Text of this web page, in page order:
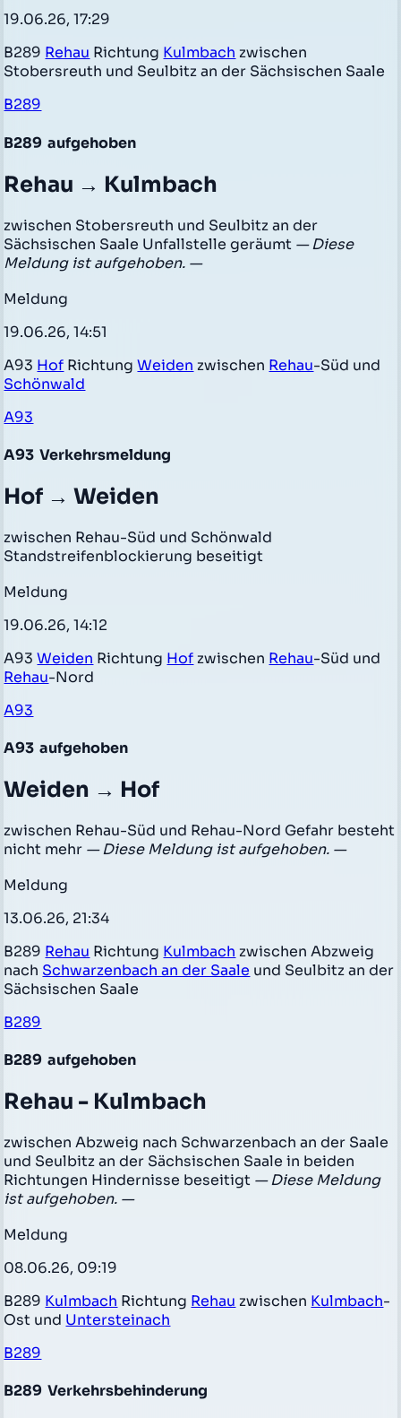
19.06.26, 17:29
B289 Rehau Richtung Kulmbach zwischen
Stobersreuth und Seulbitz an der Sächsischen Saale
B289
B289 aufgehoben
Rehau → Kulmbach
zwischen Stobersreuth und Seulbitz an der
Sächsischen Saale Unfallstelle geräumt — Diese
Meldung ist aufgehoben. —
Meldung
19.06.26, 14:51
A93 Hof RichtungWeiden zwischen Rehau-Süd und
Schönwald
A93
A93 Verkehrsmeldung
Hof → Weiden
zwischen Rehau-Süd und Schönwald
Standstreifenblockierung beseitigt
Meldung
19.06.26, 14:12
A93Weiden Richtung Hof zwischen Rehau-Süd und
Rehau-Nord
A93
A93 aufgehoben
Weiden → Hof
zwischen Rehau-Süd und Rehau-Nord Gefahr besteht
nicht mehr — Diese Meldung ist aufgehoben. —
Meldung
13.06.26, 21:34
B289 Rehau Richtung Kulmbach zwischen Abzweig
nach Schwarzenbach an der Saale und Seulbitz an der
Sächsischen Saale
B289
B289 aufgehoben
Rehau - Kulmbach
zwischen Abzweig nach Schwarzenbach an der Saale
und Seulbitz an der Sächsischen Saale in beiden
Richtungen Hindernisse beseitigt — Diese Meldung
ist aufgehoben. —
Meldung
08.06.26, 09:19
B289 Kulmbach Richtung Rehau zwischen Kulmbach-
Ost und Untersteinach
B289
B289 Verkehrsbehinderung